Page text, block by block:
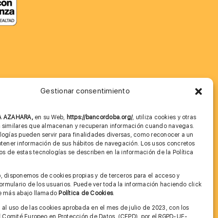
Gestionar consentimiento
AZAHARA, en su Web, https://bancordoba.org/, utiliza cookies y otras
que almacenan y recuperan información cuando navegas.
pueden servir para finalidades diversas, como reconocer a un
información de sus hábitos de navegación. Los usos concretos
de estas tecnologías se describen en la información de la Política
disponemos de cookies propias y de terceros para el acceso y
de los usuarios. Puede ver toda la información haciendo click
más abajo llamado Política de Cookies.
al uso de las cookies aprobada en el mes de julio de 2023, con los
Europeo en Protección de Datos, (CEPD), por el RGPD-UE-
Imagen corporativa
Cita previa FAGA
Condiciones de Uso Web